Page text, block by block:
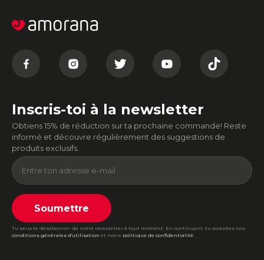
Inscris-toi à la newsletter
Obtiens 15% de réduction sur ta prochaine commande! Reste
informé et découvre régulièrement des suggestions de
produits exclusifs.
Soumettre
Tu peux te désabonner de notre newsletter à tout moment. En continuant, tu acceptes nos
conditions générales d'utilisation et notre politique de confidentialité.